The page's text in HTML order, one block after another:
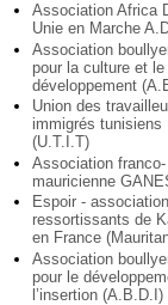
Association Africa
Unie en Marche
Association
pour la culture et le
développement
Union des
immigrés tunisiens
(U.T.I.T)
Association franco-
mauricienne
Espoir -
ressortissants de
en France
Association
pour le
l’insertion (A.B.D.I)